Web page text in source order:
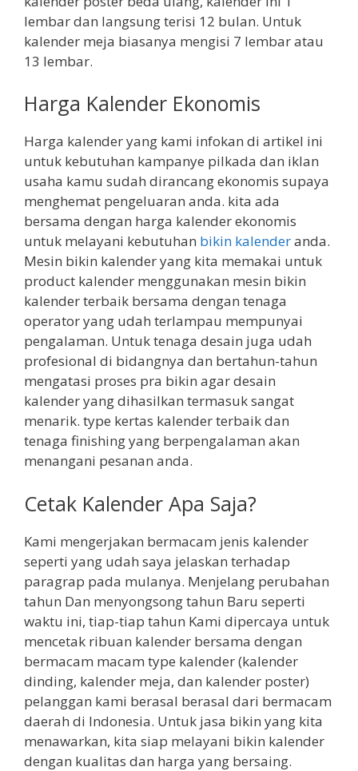
lembar dan langsung terisi 12 bulan. Untuk
kalender meja biasanya mengisi 7 lembar atau
13 lembar.
Harga Kalender Ekonomis
Harga kalender yang kami infokan di artikel ini
untuk kebutuhan kampanye pilkada dan iklan
usaha kamu sudah dirancang ekonomis supaya
menghemat pengeluaran anda. kita ada
bersama dengan harga kalender ekonomis
untuk melayani kebutuhan bikin kalenderanda.
Mesin bikin kalender yang kita memakai untuk
product kalender menggunakan mesin bikin
kalender terbaik bersama dengan tenaga
operator yang udah terlampau mempunyai
pengalaman. Untuk tenaga desain juga udah
profesional di bidangnya dan bertahun-tahun
mengatasi proses pra bikin agar desain
kalender yang dihasilkan termasuk sangat
menarik. type kertas kalender terbaik dan
tenaga finishing yang berpengalaman akan
menangani pesanan anda.
Cetak Kalender Apa Saja?
Kami mengerjakan bermacam jenis kalender
seperti yang udah saya jelaskan terhadap
paragrap pada mulanya. Menjelang perubahan
tahun Dan menyongsong tahun Baru seperti
waktu ini, tiap-tiap tahun Kami dipercaya untuk
mencetak ribuan kalender bersama dengan
bermacam macam type kalender (kalender
dinding, kalender meja, dan kalender poster)
pelanggan kami berasal berasal dari bermacam
daerah di Indonesia. Untuk jasa bikin yang kita
menawarkan, kita siap melayani bikin kalender
dengan kualitas dan harga yang bersaing.